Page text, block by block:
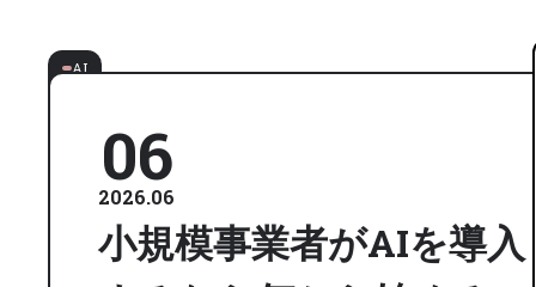
AI
06
2026.06
小規模事業者がAIを導入